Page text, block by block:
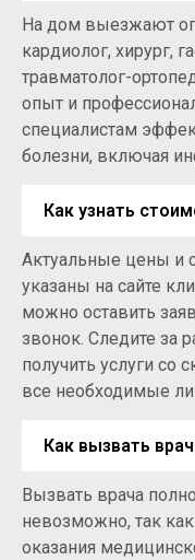
На дом выезжают
кардиолог, хирург,
травматолог-
опыт и
специалистам
болезни, включая
Как узнать
Актуальные цены и
указаны на сайте
можно оставить
звонок. Следите за
получить услуги со
все необходимые
Как вызвать
Вызвать врача
невозможно, так
оказания